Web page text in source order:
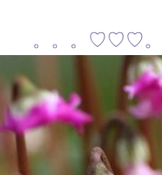
。。。♡♡♡。